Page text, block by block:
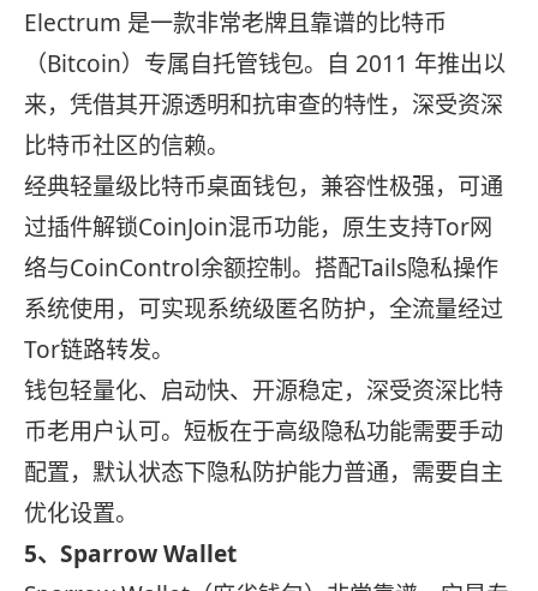
Electrum 是一款非常老牌且靠谱的比特币
（Bitcoin）专属自托管钱包。自 2011 年推出以
来，凭借其开源透明和抗审查的特性，深受资深
比特币社区的信赖。
经典轻量级比特币桌面钱包，兼容性极强，可通
过插件解锁CoinJoin混币功能，原生支持Tor网
络与CoinControl余额控制。搭配Tails隐私操作
系统使用，可实现系统级匿名防护，全流量经过
Tor链路转发。
钱包轻量化、启动快、开源稳定，深受资深比特
币老用户认可。短板在于高级隐私功能需要手动
配置，默认状态下隐私防护能力普通，需要自主
优化设置。
5、Sparrow Wallet